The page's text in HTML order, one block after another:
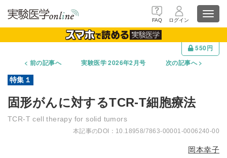
FAQ ログイン
550円
前の記事へ
実験医学 2026年2月号 次の記事へ
固形がんに対するTCR-T細胞療法
TCR-T cell therapy for solid tumors
10.18958/7863-00001-0006240-00
岡本幸子